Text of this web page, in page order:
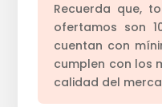
Recuerda que,
ofertamos son
cuentan con
cumplen con los
calidad del